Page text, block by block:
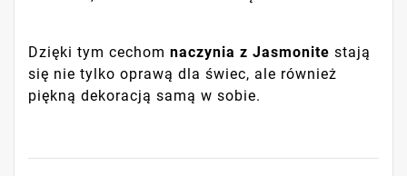
Dzięki tym cechom naczynia z Jasmonite stają
się nie tylko oprawą dla świec, ale również
piękną dekoracją samą w sobie.